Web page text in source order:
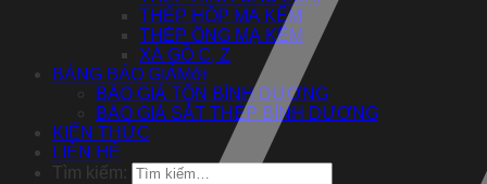
THÉP HỘP MẠ KẼM
THÉP ỐNG MẠ KẼM
XÀ GỒ C, Z
BẢNG BÁO GIÁ
BÁO GIÁ TÔN BÌNH DƯƠNG
BÁO GIÁ SẮT THÉP BÌNH DƯƠNG
KIẾN THỨC
LIÊN HỆ
Tìm kiếm: